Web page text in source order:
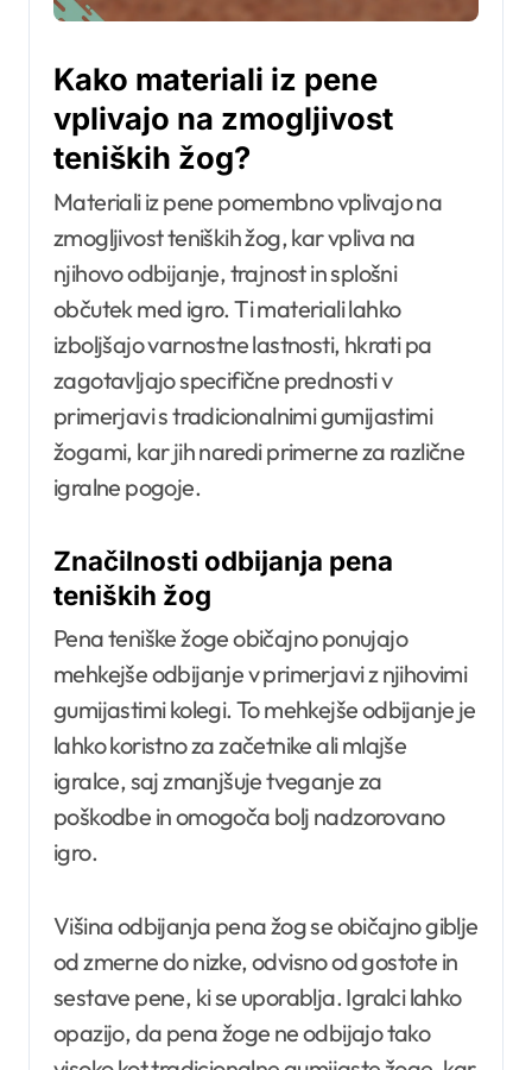
Kako materiali iz pene
vplivajo na zmogljivost
teniških žog?
Materiali iz pene pomembno vplivajo na
zmogljivost teniških žog, kar vpliva na
njihovo odbijanje, trajnost in splošni
občutek med igro. Ti materiali lahko
izboljšajo varnostne lastnosti, hkrati pa
zagotavljajo specifične prednosti v
primerjavi s tradicionalnimi gumijastimi
žogami, kar jih naredi primerne za različne
igralne pogoje.
Značilnosti odbijanja pena
teniških žog
Pena teniške žoge običajno ponujajo
mehkejše odbijanje v primerjavi z njihovimi
gumijastimi kolegi. To mehkejše odbijanje je
lahko koristno za začetnike ali mlajše
igralce, saj zmanjšuje tveganje za
poškodbe in omogoča bolj nadzorovano
igro.
Višina odbijanja pena žog se običajno giblje
od zmerne do nizke, odvisno od gostote in
sestave pene, ki se uporablja. Igralci lahko
opazijo, da pena žoge ne odbijajo tako